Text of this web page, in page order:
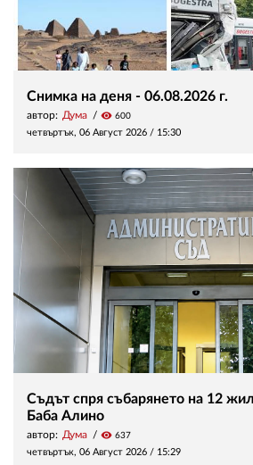
Снимка на деня - 06.08.2026 г.
автор: Дума visibility 600
четвъртък, 06 Август 2026 / 15:30
Съдът спря събарянето на 12
Баба Алино
автор: Дума visibility 637
четвъртък, 06 Август 2026 / 15:29